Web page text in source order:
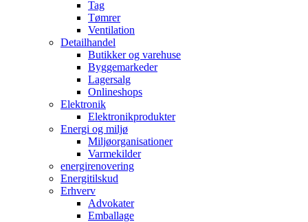
Tag
Tømrer
Ventilation
Detailhandel
Butikker og varehuse
Byggemarkeder
Lagersalg
Onlineshops
Elektronik
Elektronikprodukter
Energi og miljø
Miljøorganisationer
Varmekilder
energirenovering
Energitilskud
Erhverv
Advokater
Emballage